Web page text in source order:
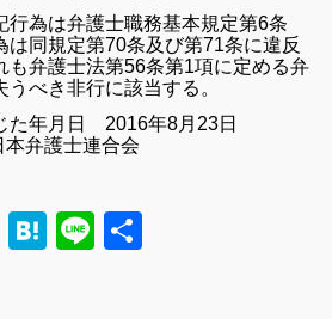
行為は弁護士職務基本規定第6条
は同規定第70条及び第71条に違反
も弁護士法第56条第1項に定める弁
べき非行に該当する。
じた年月日 2016年8月23日
弁護士連合会
Facebook
Hatena
Line